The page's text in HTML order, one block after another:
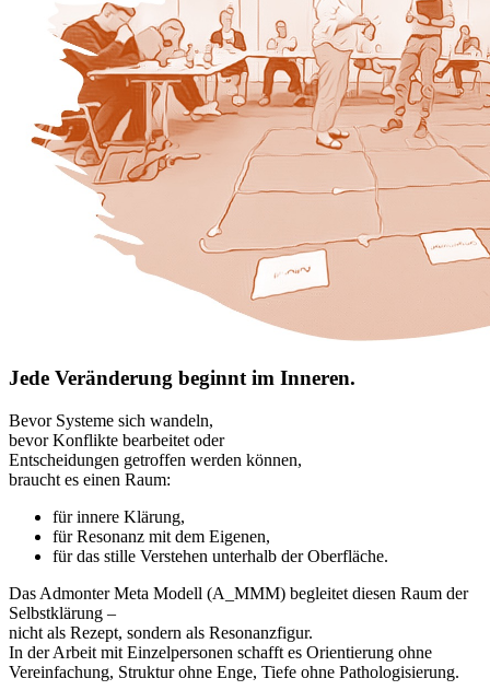
Jede Veränderung beginnt im Inneren.
Bevor Systeme sich wandeln,
bevor Konflikte bearbeitet oder
Entscheidungen getroffen werden können,
braucht es einen Raum:
für innere Klärung,
für Resonanz mit dem Eigenen,
für das stille Verstehen unterhalb der Oberfläche.
Das Admonter Meta Modell (A_MMM) begleitet diesen Raum der
Selbstklärung –
nicht als Rezept, sondern als Resonanzfigur.
In der Arbeit mit Einzelpersonen schafft es Orientierung ohne
Vereinfachung, Struktur ohne Enge, Tiefe ohne Pathologisierung.